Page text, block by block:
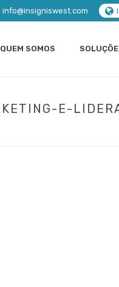
info@insigniswest.com
QUEM SOMOS
E-